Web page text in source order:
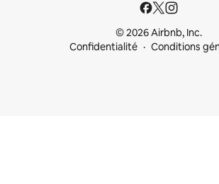
© 2026 Airbnb, Inc.
Confidentialité
Conditions